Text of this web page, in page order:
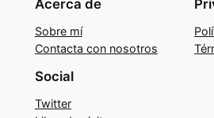
Acerca de
Sobre mí
Contacta con nosotros
Social
Twitter